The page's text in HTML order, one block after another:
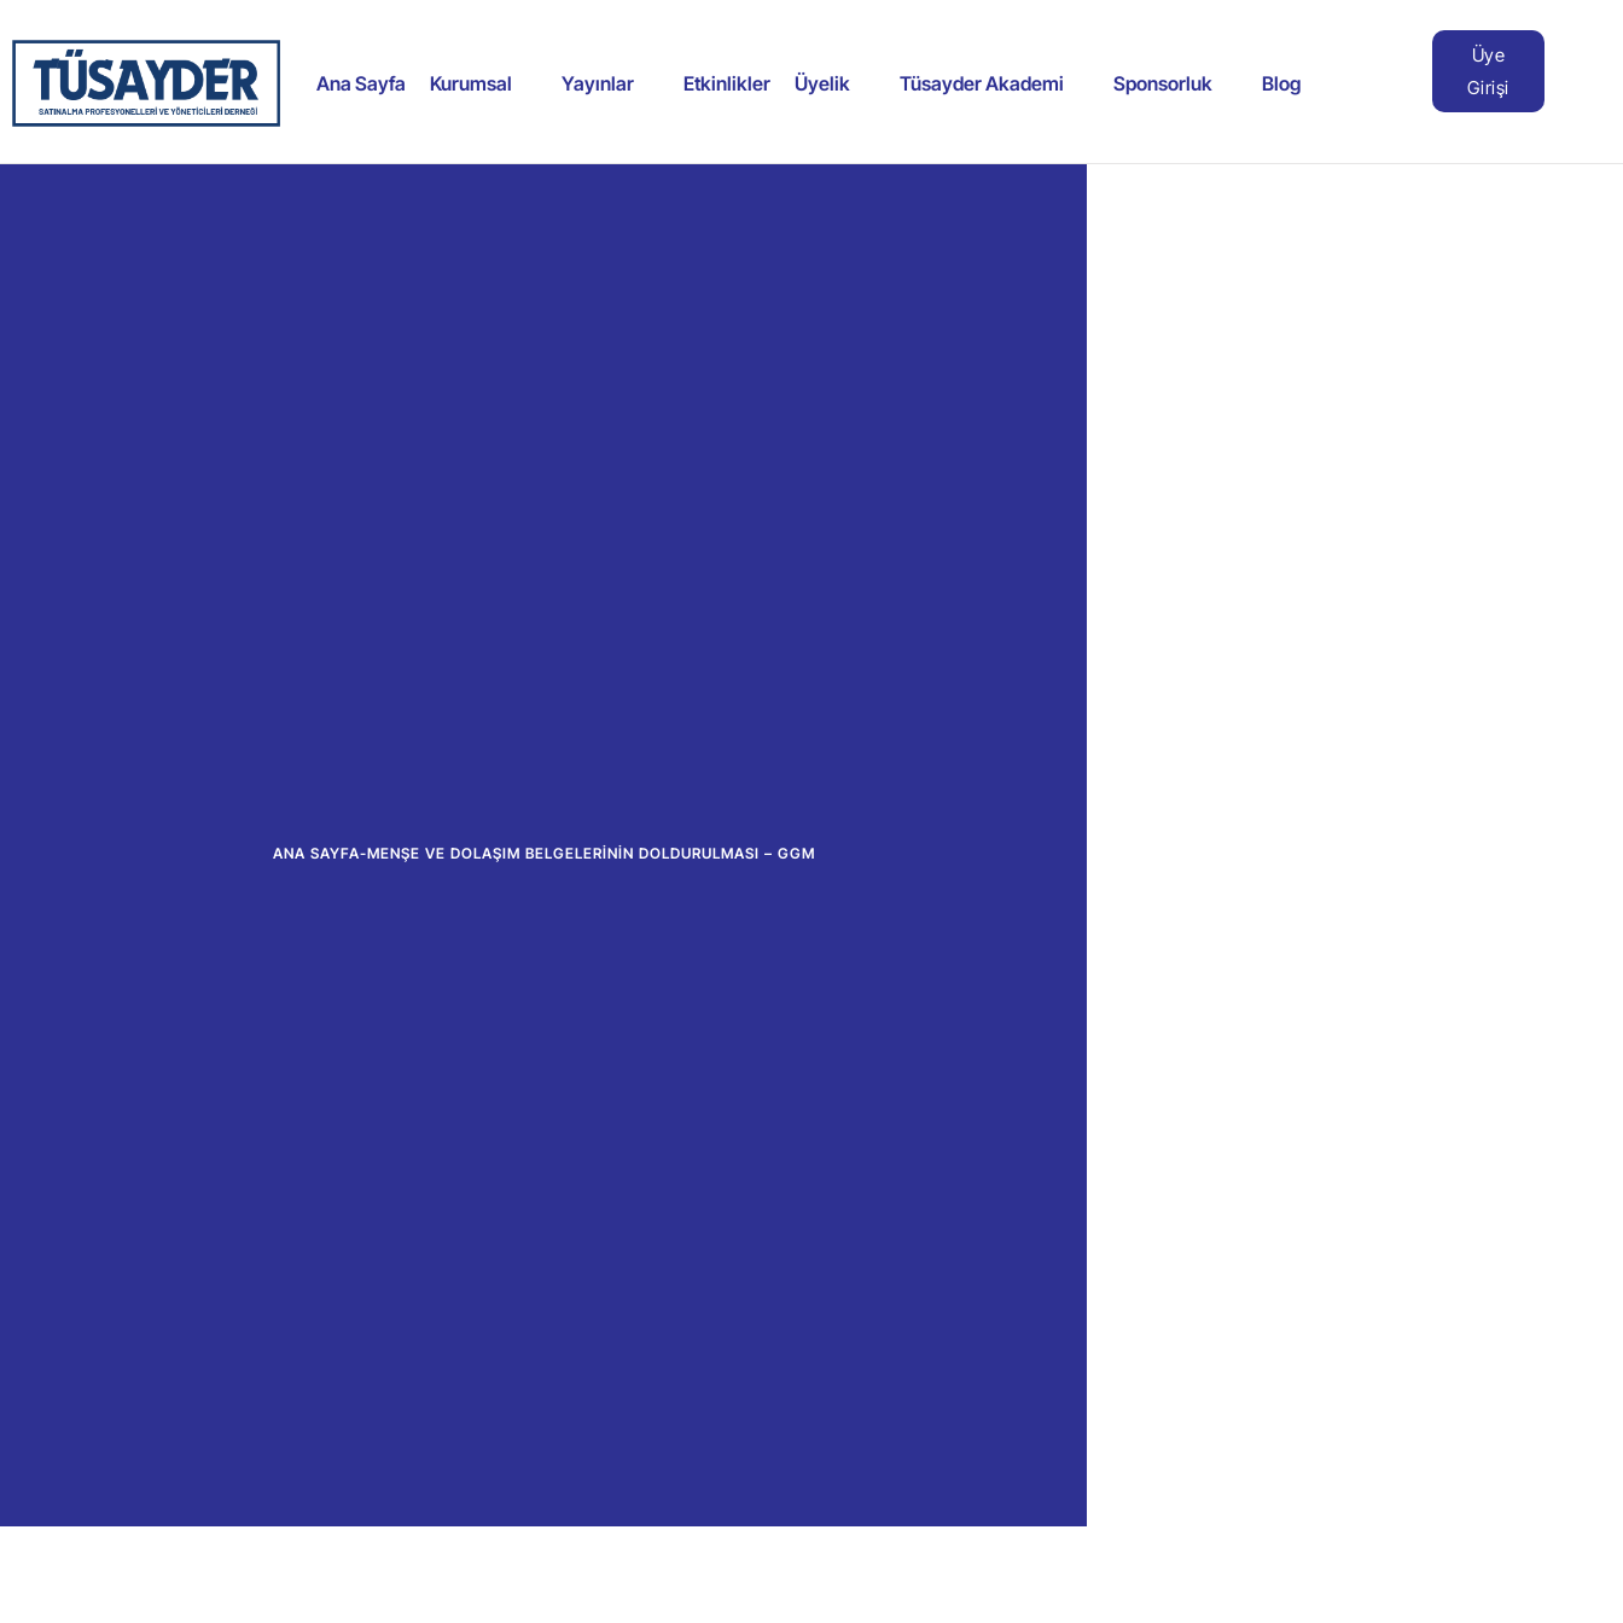
Ana Sayfa Kurumsal Yayınlar Etkinlikler Üyelik Tüsayder Akademi Sponsorluk Blog
Üye
Girişi
ANA SAYFA-MENŞE VE DOLAŞIM BELGELERININ DOLDURULMASI – GGM